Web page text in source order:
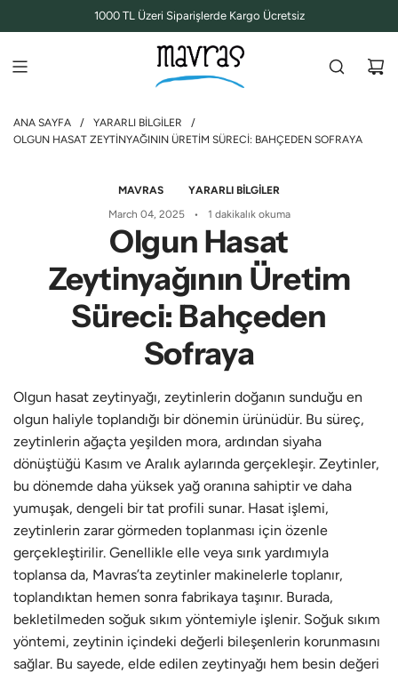
1000 TL Üzeri Siparişlerde Kargo Ücretsiz
ANA SAYFA / YARARLI BILGILER
/
OLGUN HASAT ZEYTINYAĞININ ÜRETIM SÜRECI: BAHÇEDEN SOFRAYA
MAVRAS
YARARLI BILGILER
March 04, 2025
1 dakikalık okuma
Olgun Hasat
Zeytinyağının Üretim
Süreci: Bahçeden
Sofraya
Olgun hasat zeytinyağı, zeytinlerin doğanın sunduğu en
olgun haliyle toplandığı bir dönemin ürünüdür. Bu süreç,
zeytinlerin ağaçta yeşilden mora, ardından siyaha
dönüştüğü Kasım ve Aralık aylarında gerçekleşir. Zeytinler,
bu dönemde daha yüksek yağ oranına sahiptir ve daha
yumuşak, dengeli bir tat profili sunar. Hasat işlemi,
zeytinlerin zarar görmeden toplanması için özenle
gerçekleştirilir. Genellikle elle veya sırık yardımıyla
toplansa da, Mavras’ta zeytinler makinelerle toplanır,
toplandıktan hemen sonra fabrikaya taşınır. Burada,
bekletilmeden soğuk sıkım yöntemiyle işlenir. Soğuk sıkım
yöntemi, zeytinin içindeki değerli bileşenlerin korunmasını
sağlar. Bu sayede, elde edilen zeytinyağı hem besin değeri